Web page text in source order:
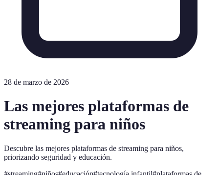
28 de marzo de 2026
Las mejores plataformas de
streaming para niños
Descubre las mejores plataformas de streaming para niños,
priorizando seguridad y educación.